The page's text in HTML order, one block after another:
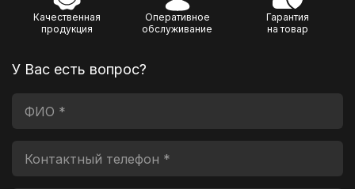
Качественная
продукция
Оперативное
обслуживание
Гарантия
на товар
У Вас есть вопрос?